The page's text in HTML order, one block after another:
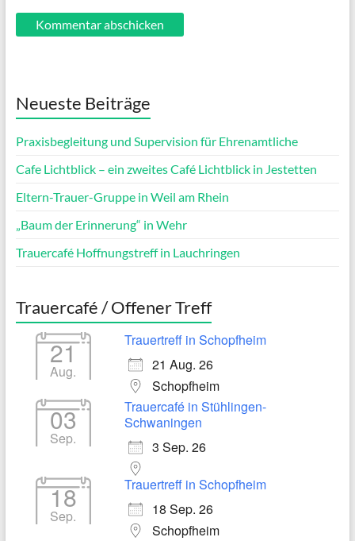
Neueste Beiträge
Praxisbegleitung und Supervision für Ehrenamtliche
Cafe Lichtblick – ein zweites Café Lichtblick in Jestetten
Eltern-Trauer-Gruppe in Weil am Rhein
„Baum der Erinnerung“ in Wehr
Trauercafé Hoffnungstreff in Lauchringen
Trauercafé / Offener Treff
21
Aug.
Trauertreff in Schopfheim
21 Aug. 26
Schopfheim
03
Sep.
Trauercafé in Stühlingen-
Schwaningen
3 Sep. 26
18
Sep.
Trauertreff in Schopfheim
18 Sep. 26
Schopfheim